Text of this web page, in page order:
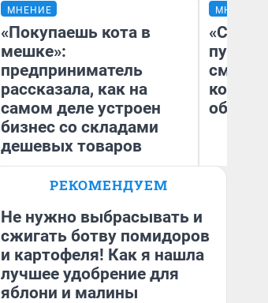
МНЕНИЕ
«Покупаешь кота в
мешке»:
предприниматель
рассказала, как на
самом деле устроен
бизнес со складами
дешевых товаров
Наталья Шорохова
деньги соцразвития
МНЕНИЕ
РЕКОМЕНДУЕМ
Не нужно выбрасывать и
сжигать ботву помидоров
и картофеля! Как я нашла
лучшее удобрение для
яблони и малины